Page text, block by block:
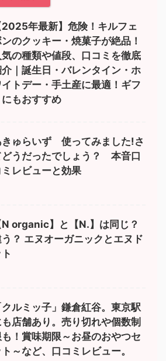
2025年最新】危険！キルフェ
のクッキー・焼菓子が絶品！
気の種類や値段、口コミを徹底
｜誕生日・バレンタイン・ホ
イトデー・手土産に最適！ギフ
にもおすすめ
きゅらいず 使ってみました!さ
どうだったでしょう？ 本音口
ミレビューと効果
N organic】と【N.】は同じ？
？ エヌオーガニックとエヌド
クルミッ子」鎌倉紅谷。東京駅
も店舗あり。売り切れや個数制
も！賞味期限～お昼のおやつセ
ト～など、口コミレビュー。